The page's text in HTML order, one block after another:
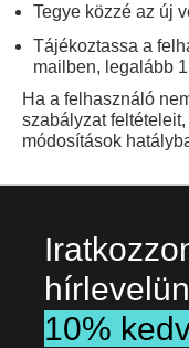
Tegye közzé az új
Tájékoztassa a
mailben, legalább
Ha a felhasználó
szabályzat
módosítások
10%